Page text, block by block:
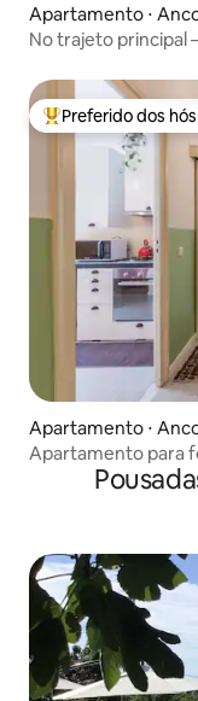
Apartamento ⋅
No trajeto principal
Entre os melhores
Preferido dos
Apartamento ⋅
Apartamento para